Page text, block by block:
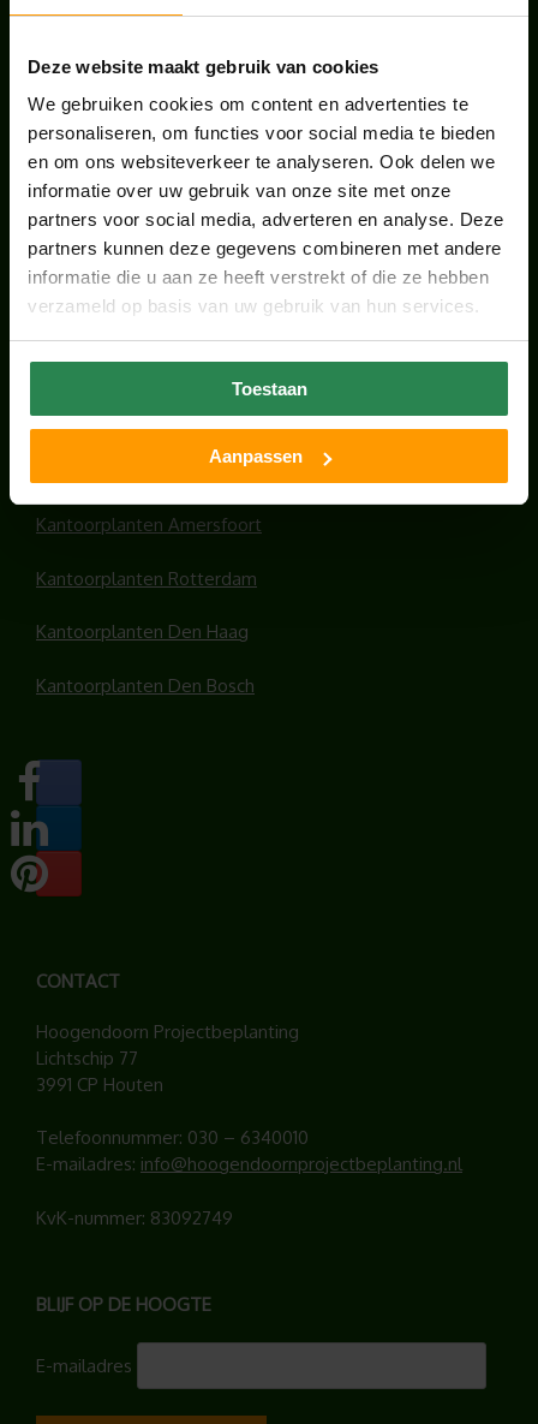
Deze website maakt gebruik van cookies
We gebruiken cookies om content en advertenties te
personaliseren, om functies voor social media te bieden
en om ons websiteverkeer te analyseren. Ook delen we
informatie over uw gebruik van onze site met onze
partners voor social media, adverteren en analyse. Deze
partners kunnen deze gegevens combineren met andere
informatie die u aan ze heeft verstrekt of die ze hebben
verzameld op basis van uw gebruik van hun services.
Toestaan
Aanpassen
UNION HOUSE UTRECHT
ONS TEAM GROEIT VERDER
juni 17, 2026
HANDIGE LINKS
Office plants
Kantoorplanten Utrecht
Kantoorplanten Amsterdam
Kantoorplanten Amersfoort
Kantoorplanten Rotterdam
Kantoorplanten Den Haag
Kantoorplanten Den Bosch
CONTACT
Hoogendoorn Projectbeplanting
Lichtschip 77
3991 CP Houten
Telefoonnummer: 030 – 6340010
E-mailadres: info@hoogendoornprojectbeplanting.nl
KvK-nummer: 83092749
BLIJF OP DE HOOGTE
E-mailadres